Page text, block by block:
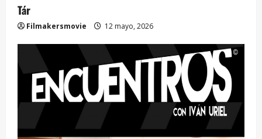
Tár
Filmakersmovie 12 mayo, 2026